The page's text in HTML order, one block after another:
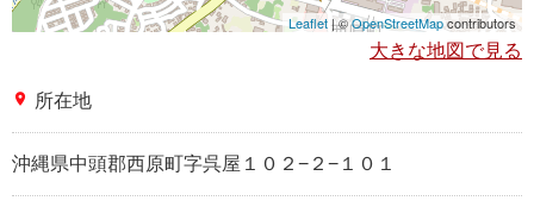
Leaflet| ©OpenStreetMapcontributors
大きな地図で見る
place 所在地
沖縄県中頭郡西原町字呉屋１０２−２−１０１